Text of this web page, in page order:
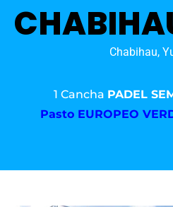
Chabihau,
1 Cancha PADEL
Pasto EUROPEO